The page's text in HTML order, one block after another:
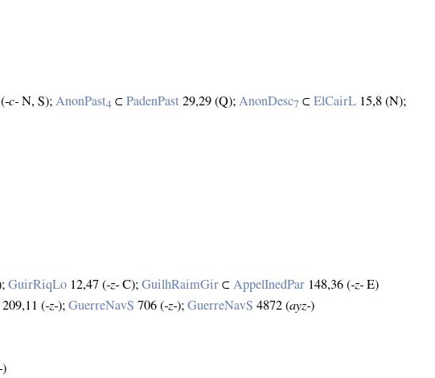
‑c‑ N, S); AnonPast4 ⊂PadenPast 29,29 (Q); AnonDesc7 ⊂ElCairL 15,8 (N);
GuirRiqLo 12,47 (‑z‑ C);GuilhRaimGir ⊂ AppelInedPar 148,36 (‑z‑ E)
209,11 (‑z‑);GuerreNavS 706 (‑z‑);GuerreNavS 4872 (ayz‑)
)